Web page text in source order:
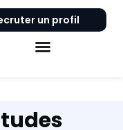
un profil